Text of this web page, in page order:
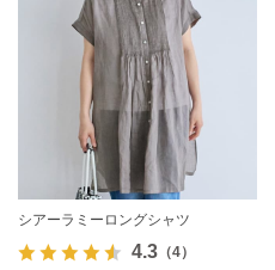
シアーラミーロングシャツ
4.3（4）